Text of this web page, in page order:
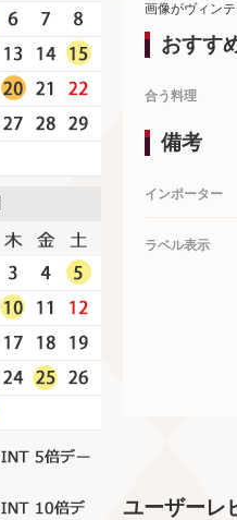
画像がヴィン
おすす
合う料理
備考
インポーター
ラベル表示
ユーザーレ